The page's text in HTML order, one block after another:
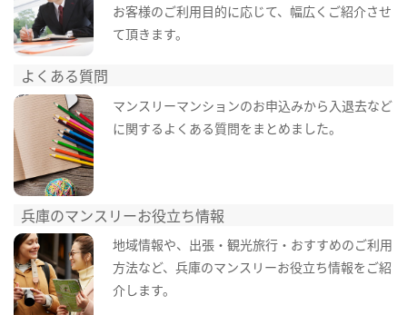
お客様のご利用目的に応じて、幅広くご紹介させ
て頂きます。
よくある質問
マンスリーマンションのお申込みから入退去など
に関するよくある質問をまとめました。
兵庫のマンスリーお役立ち情報
地域情報や、出張・観光旅行・おすすめのご利用
方法など、兵庫のマンスリーお役立ち情報をご紹
介します。